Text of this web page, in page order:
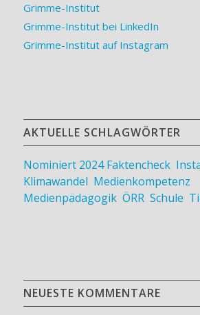
Grimme-Institut
Grimme-Institut bei LinkedIn
Grimme-Institut auf Instagram
AKTUELLE SCHLAGWÖRTER
Nominiert 2024 Faktencheck,
Klimawandel Medienkompetenz
Medienpädagogik, ÖRR, Schule
NEUESTE KOMMENTARE